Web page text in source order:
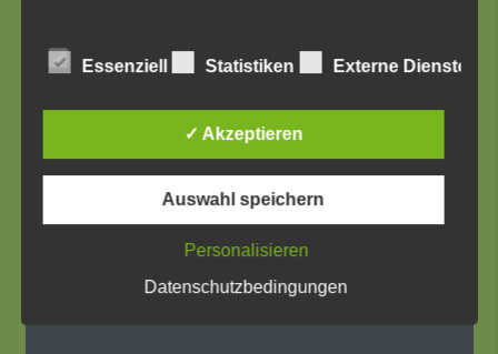
Essenziell Statistiken Externe Dienste
✓ Akzeptieren
Auswahl speichern
Personalisieren
Datenschutzbedingungen